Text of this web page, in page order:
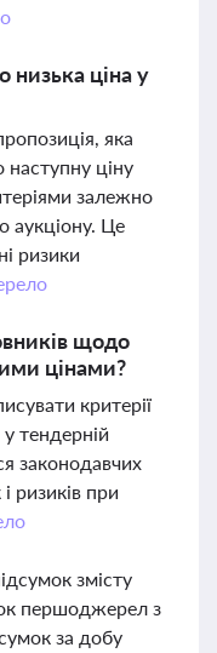
низька ціна у
яка
ціну
залежно
аукціону. Це
ризики
щодо
цінами?
критерії
тендерній
законодавчих
ризиків при
змісту
першоджерел з
за добу